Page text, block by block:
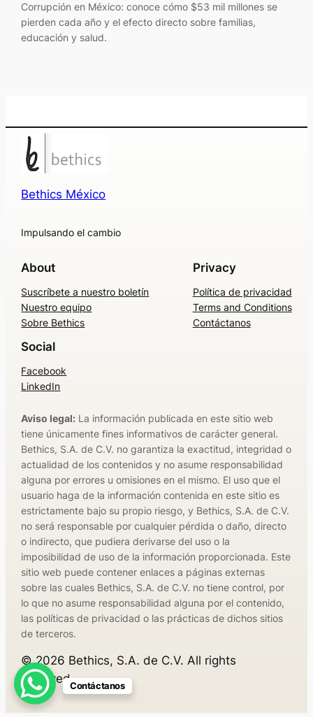
Corrupción en México: conoce cómo $53 mil millones se
pierden cada año y el efecto directo sobre familias,
educación y salud.
Bethics México
Impulsando el cambio
About
Suscríbete a nuestro boletín
Nuestro equipo
Sobre Bethics
Privacy
Política de privacidad
Terms and Conditions
Contáctanos
Social
Facebook
LinkedIn
Aviso legal: La información publicada en este sitio web
tiene únicamente fines informativos de carácter general.
Bethics, S.A. de C.V. no garantiza la exactitud, integridad o
actualidad de los contenidos y no asume responsabilidad
alguna por errores u omisiones en el mismo. El uso que el
usuario haga de la información contenida en este sitio es
estrictamente bajo su propio riesgo, y Bethics, S.A. de C.V.
no será responsable por cualquier pérdida o daño, directo
o indirecto, que pudiera derivarse del uso o la
imposibilidad de uso de la información proporcionada. Este
sitio web puede contener enlaces a páginas externas
sobre las cuales Bethics, S.A. de C.V. no tiene control, por
lo que no asume responsabilidad alguna por el contenido,
las políticas de privacidad o las prácticas de dichos sitios
de terceros.
©2026 Bethics, S.A. de C.V. All rights
reserved.Contáctanos